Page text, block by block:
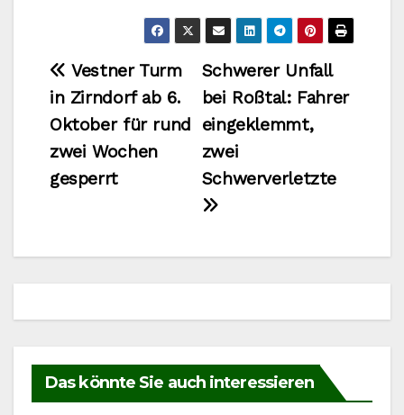
Beitragsnavigation
Schwerer Unfall
bei Roßtal: Fahrer
eingeklemmt,
zwei
Schwerverletzte
Vestner Turm
in Zirndorf ab 6.
Oktober für rund
zwei Wochen
gesperrt
Das könnte Sie auch interessieren